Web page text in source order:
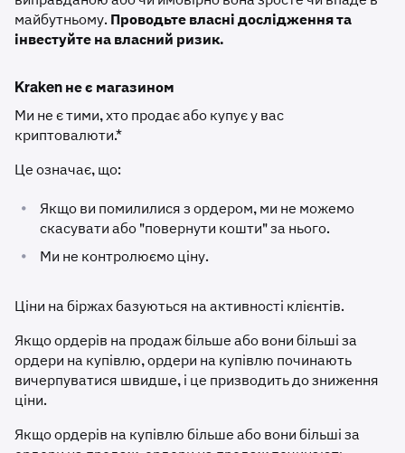
майбутньому. Проводьте власні дослідження та
інвестуйте на власний ризик.
Kraken не є магазином
Ми не є тими, хто продає або купує у вас
криптовалюти.*
Це означає, що:
•
Якщо ви помилилися з ордером, ми не можемо
скасувати або "повернути кошти" за нього.
• Ми не контролюємо ціну.
Ціни на біржах базуються на активності клієнтів.
Якщо ордерів на продаж більше або вони більші за
ордери на купівлю, ордери на купівлю починають
вичерпуватися швидше, і це призводить до зниження
ціни.
Якщо ордерів на купівлю більше або вони більші за